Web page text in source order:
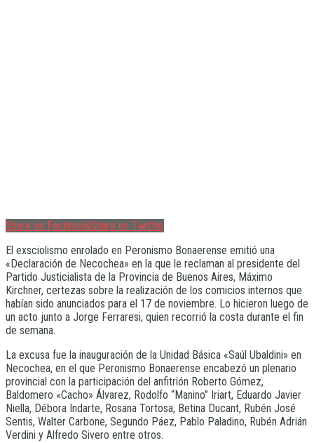
Share on FacebookShare on Twitter
El exsciolismo enrolado en Peronismo Bonaerense emitió una
«Declaración de Necochea» en la que le reclaman al presidente del
Partido Justicialista de la Provincia de Buenos Aires, Máximo
Kirchner, certezas sobre la realización de los comicios internos que
habían sido anunciados para el 17 de noviembre. Lo hicieron luego de
un acto junto a Jorge Ferraresi, quien recorrió la costa durante el fin
de semana.
La excusa fue la inauguración de la Unidad Básica «Saúl Ubaldini» en
Necochea, en el que Peronismo Bonaerense encabezó un plenario
provincial con la participación del anfitrión Roberto Gómez,
Baldomero «Cacho» Álvarez, Rodolfo “Manino” Iriart, Eduardo Javier
Niella, Débora Indarte, Rosana Tortosa, Betina Ducant, Rubén José
Sentis, Walter Carbone, Segundo Páez, Pablo Paladino, Rubén Adrián
Verdini y Alfredo Sivero entre otros.